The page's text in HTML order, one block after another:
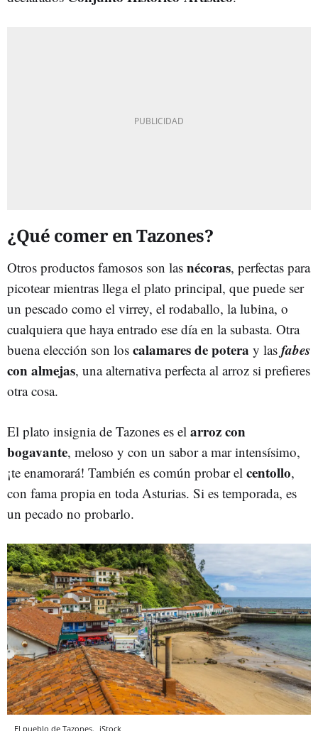
¿Qué comer en Tazones?
Otros productos famosos son las nécoras, perfectas para
picotear mientras llega el plato principal, que puede ser
un pescado como el virrey, el rodaballo, la lubina, o
cualquiera que haya entrado ese día en la subasta. Otra
buena elección son los calamares de potera y las fabes
con almejas, una alternativa perfecta al arroz si prefieres
otra cosa.
El plato insignia de Tazones es el arroz con
bogavante, meloso y con un sabor a mar intensísimo,
¡te enamorará! También es común probar el centollo,
con fama propia en toda Asturias. Si es temporada, es
un pecado no probarlo.
El pueblo de Tazones. iStock